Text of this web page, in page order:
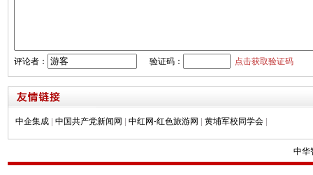
评论者： 验证码： 点击获取验证码
中企集成 中国共产党新闻网 中红网-红色旅游网 黄埔军校同学会
中华